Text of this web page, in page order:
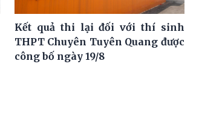
Kết quả thi lại đối với thí sinh
THPT Chuyên Tuyên Quang được
công bố ngày 19/8